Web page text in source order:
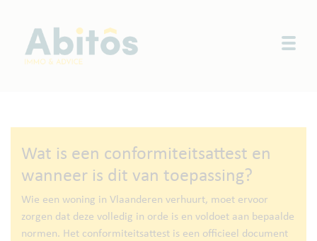
Wat is een conformiteitsattest en
wanneer is dit van toepassing?
Wie een woning in Vlaanderen verhuurt, moet ervoor
zorgen dat deze volledig in orde is en voldoet aan bepaalde
normen. Het conformiteitsattest is een officieel document